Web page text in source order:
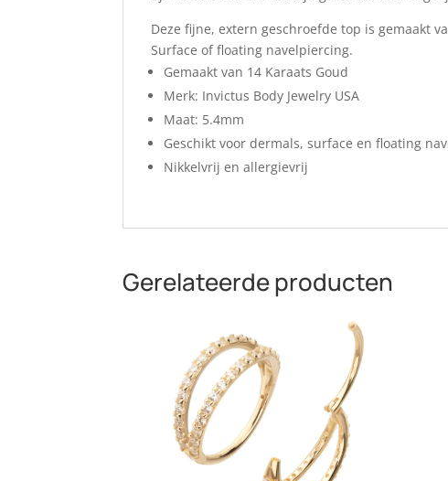
Deze fijne, extern geschroefde top is gemaakt
Surface of floating navelpiercing.
Gemaakt van 14 Karaats Goud
Merk: Invictus Body Jewelry USA
Maat: 5.4mm
Geschikt voor dermals, surface en floating
Nikkelvrij en allergievrij
Gerelateerde producten